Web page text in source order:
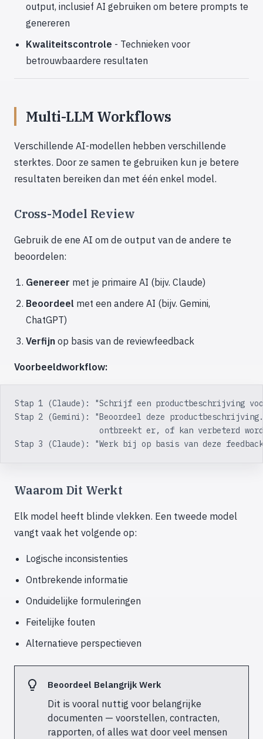
output, inclusief AI gebruiken om betere prompts te
genereren
Kwaliteitscontrole - Technieken voor
betrouwbaardere resultaten
Multi-LLM Workflows
Verschillende AI-modellen hebben verschillende
sterktes. Door ze samen te gebruiken kun je betere
resultaten bereiken dan met één enkel model.
Cross-Model Review
Gebruik de ene AI om de output van de andere te
beoordelen:
Genereer met je primaire AI (bijv. Claude)
Beoordeel met een andere AI (bijv. Gemini,
ChatGPT)
Verfijn op basis van de reviewfeedback
Voorbeeldworkflow:
Stap 1 (Claude): "Schrijf een productbeschrijving
Stap 2 (Gemini): "Beoordeel deze
ontbreekt er, of kan verbeterd
Stap 3 (Claude): "Werk bij op basis van deze
Waarom Dit Werkt
Elk model heeft blinde vlekken. Een tweede model
vangt vaak het volgende op:
Logische inconsistenties
Ontbrekende informatie
Onduidelijke formuleringen
Feitelijke fouten
Alternatieve perspectieven
Beoordeel Belangrijk Werk
Dit is vooral nuttig voor belangrijke
documenten — voorstellen, contracten,
rapporten, of alles wat door veel mensen